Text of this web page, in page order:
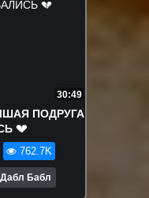
30:49
ПОДРУГА
💔
762.7K
Дабл Бабл